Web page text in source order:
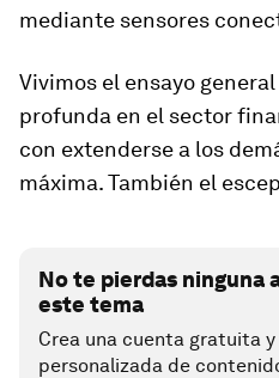
mediante sensores
Vivimos el ensayo
profunda en el sector
con extenderse a los
máxima. También el
No te pierdas ninguna
este tema
Crea una cuenta gratuita
personalizada de